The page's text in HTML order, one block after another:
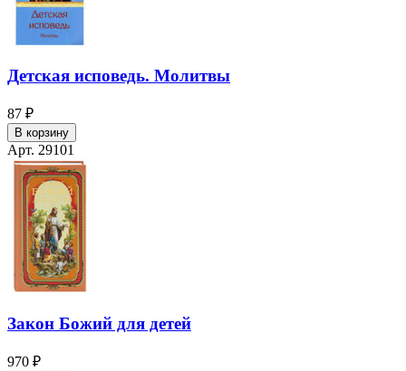
Детская исповедь. Молитвы
87 ₽
В корзину
Арт. 29101
Закон Божий для детей
970 ₽